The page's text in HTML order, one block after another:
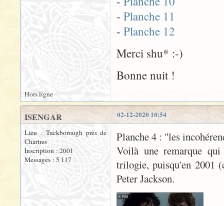
- Planche 11
- Planche 12
Merci shu* :-)
Bonne nuit !
Hors ligne
02-12-2020 10:54
ISENGAR
Lieu : Tuckborough près de
Chartres
Inscription : 2001
Messages : 5 117
Planche 4 : "les
Voilà une remarque
trilogie, puisqu'en 2001
Peter Jackson.